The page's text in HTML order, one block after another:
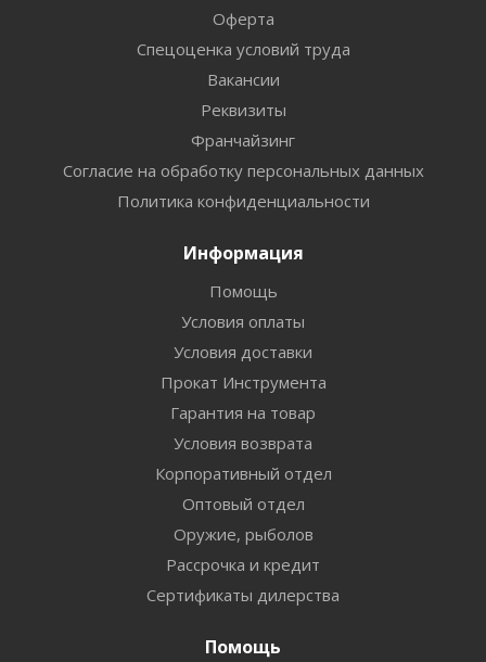
Оферта
Спецоценка условий труда
Вакансии
Реквизиты
Франчайзинг
Согласие на обработку персональных данных
Политика конфиденциальности
Информация
Помощь
Условия оплаты
Условия доставки
Прокат Инструмента
Гарантия на товар
Условия возврата
Корпоративный отдел
Оптовый отдел
Оружие, рыболов
Рассрочка и кредит
Сертификаты дилерства
Помощь